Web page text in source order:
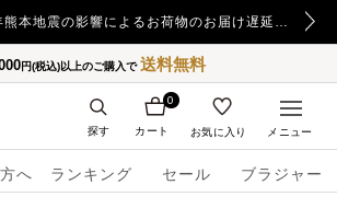
【重要】令和8年熊本地震の影響によるお荷物のお届け遅延について
円(税込)以上のご購入で送料無料
へ ランキング セール ブラジャー
カート
0
お気に入り
探す メニュー